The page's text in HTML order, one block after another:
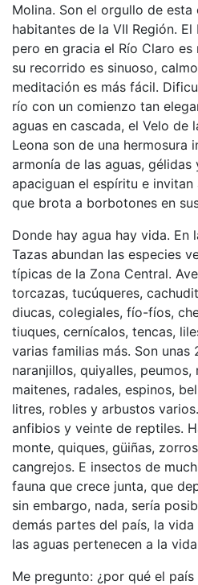
Molina. Son el orgullo de
habitantes de la VII Región.
pero en gracia el Río Claro
su recorrido es sinuoso,
meditación es más fácil.
río con un comienzo tan
aguas en cascada, el Velo de
Leona son de una hermosura
armonía de las aguas, gélidas
apaciguan el espíritu e
que brota a borbotones en
Donde hay agua hay vida. En
Tazas abundan las especies
típicas de la Zona Central.
torcazas, tucúqueres,
diucas, colegiales, fío-fíos,
tiuques, cernícalos, tencas,
varias familias más. Son unas
naranjillos, quiyalles, peumos,
maitenes, radales, espinos,
litres, robles y arbustos
anfibios y veinte de reptiles.
monte, quiques, güiñas,
cangrejos. E insectos de
fauna que crece junta, que
sin embargo, nada, sería
demás partes del país, la
las aguas pertenecen a la
Me pregunto: ¿por qué el